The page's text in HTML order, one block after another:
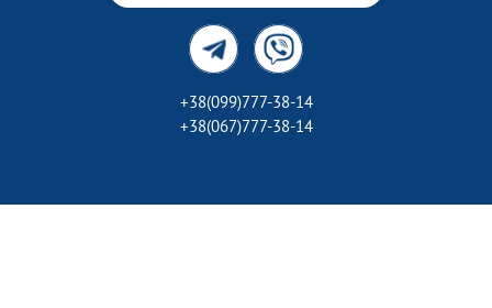
+38(099)777-38-14
+38(067)777-38-14